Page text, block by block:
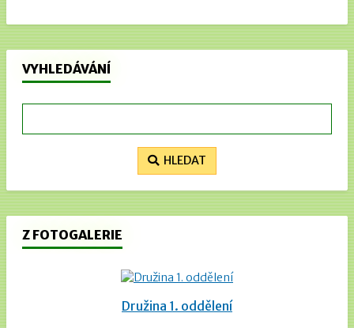
VYHLEDÁVÁNÍ
HLEDAT
Z FOTOGALERIE
Družina 1. oddělení